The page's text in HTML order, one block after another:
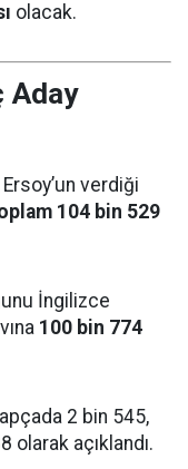
olacak.
Aday
verdiği
104 bin 529
İngilizce
100 bin 774
2 bin 545,
olarak açıklandı.